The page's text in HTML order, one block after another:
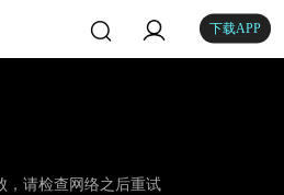
下载APP
，请检查网络之后重试